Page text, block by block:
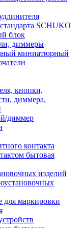
SCHUKO
блок
диммеры
миниатюрный
кнопки,
диммера,
диммер
контакта
бытовая
изделий
маркировки